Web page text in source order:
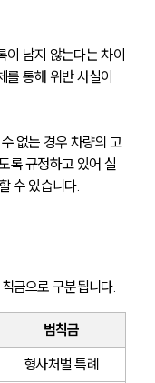
남지 않는다는 차이
통해 위반 사실이
없는 경우 차량의 고
록 규정하고 있어 실
수 있습니다.
금으로 구분됩니다.
범칙금
형사처벌 특례